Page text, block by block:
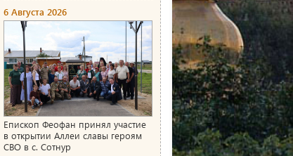
6 Августа 2026
Епископ Феофан принял участие
в открытии Аллеи славы героям
СВО в с. Сотнур